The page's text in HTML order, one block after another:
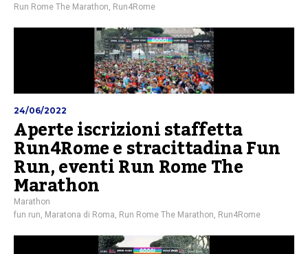
Run Rome The Marathon, Run4Rome
24/06/2022
Aperte iscrizioni staffetta
Run4Rome e stracittadina Fun
Run, eventi Run Rome The
Marathon
Marathon
fun run, Maratona di Roma, Run Rome The Marathon, Run4Rome